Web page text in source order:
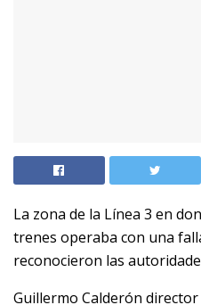
La zona de la Línea 3 en
trenes operaba con una
reconocieron las
Guillermo Calderón